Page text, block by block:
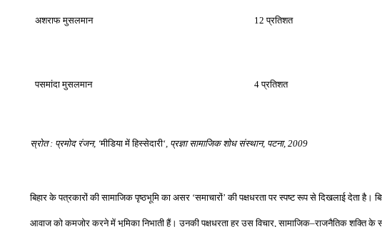
अशराफ मुसलमान 12प्रतिशत
पसमांदा मुसलमान 4प्रतिशत
स्रोत: प्रमोद रंजन, ‘मीडिया में हिस्‍सेदारी‘, प्रज्ञा सामाजिक शोध संस्‍थान, पटना, 2009
बिहार के पत्रकारों की सामाजिक पृष्ठभूमि का असर ‘समाचारों’की पक्षधरता पर स्पष्ट रूप से दिखलाई देता है।
आवाज को कमजोर करने में भूमिका निभाती हैं। उनकी पक्षधरता हर उस विचार,सामाजिक–राजनैतिक शक्ति के